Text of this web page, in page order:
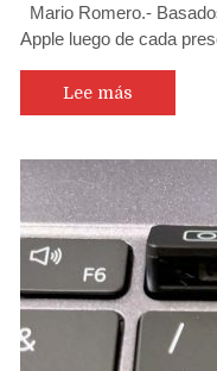
Mario Romero.-
Apple luego de cada
Lee más